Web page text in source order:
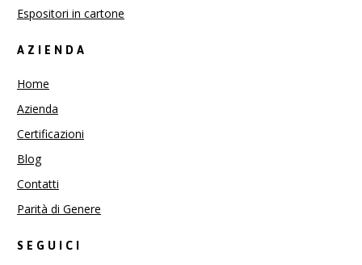
Espositori in cartone
AZIENDA
Home
Azienda
Certificazioni
Blog
Contatti
Parità di Genere
SEGUICI